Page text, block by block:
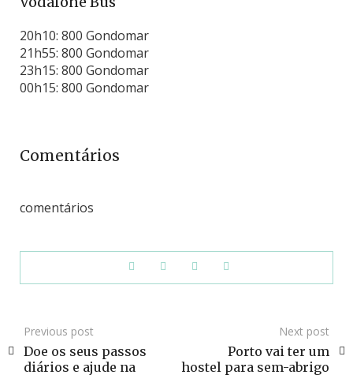
20h10: 800 Gondomar
21h55: 800 Gondomar
23h15: 800 Gondomar
00h15: 800 Gondomar
Comentários
comentários
Previous post
Doe os seus passos
diários e ajude na
Next post
Porto vai ter um
hostel para sem-abrigo